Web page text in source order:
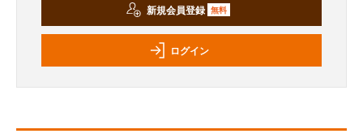
新規会員登録 無料
ログイン